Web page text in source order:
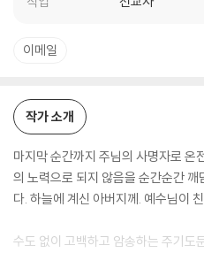
이메일
작가 소개
마지막 순간까지 주님의 사명자로 온
의 노력으로 되지 않음을 순간순간
다. 하늘에 계신 아버지께. 예수님이
수도 없이 고백하고 암송하는 주기도